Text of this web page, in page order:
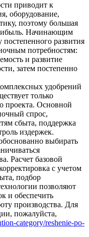
приводит к
оборудование,
поэтому большая
Начинающим
развития
потребностям:
и развитие
затем постепенно
удобрений
только
проекта. Основной
спрос,
сбыта, поддержка
издержек.
выбирать
Расчет базовой
с учетом
подбор
позволяют
и обеспечить
производства. Для
пожалуйста,
category/reshenie-po-